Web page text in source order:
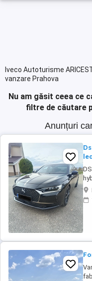
Iveco Autoturisme
vanzare Prahova
Nu am găsit ceea ce
filtre de căutare
Anunțuri